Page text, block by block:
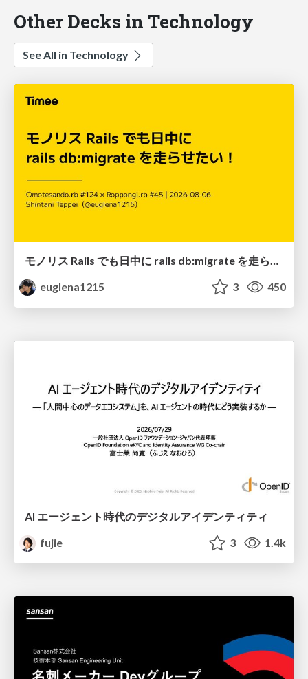
Other Decks in Technology
See All in Technology
euglena1215
3 450
AI エージェント時代のデジタルアイデンティティ
fujie
3 1.4k